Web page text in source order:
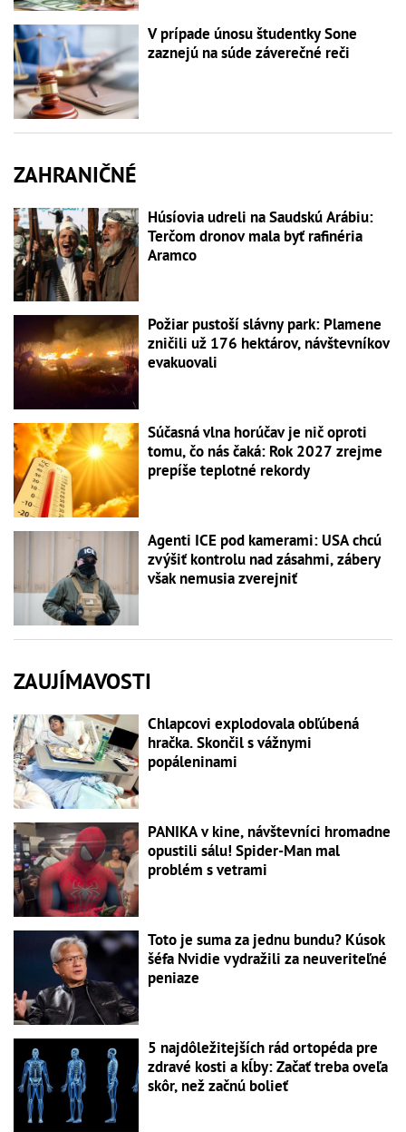
V prípade únosu študentky Sone
zaznejú na súde záverečné reči
ZAHRANIČNÉ
Húsíovia udreli na Saudskú Arábiu:
Terčom dronov mala byť rafinéria
Aramco
Požiar pustoší slávny park: Plamene
zničili už 176 hektárov, návštevníkov
evakuovali
Súčasná vlna horúčav je nič oproti
tomu, čo nás čaká: Rok 2027 zrejme
prepíše teplotné rekordy
Agenti ICE pod kamerami: USA chcú
zvýšiť kontrolu nad zásahmi, zábery
však nemusia zverejniť
ZAUJÍMAVOSTI
Chlapcovi explodovala obľúbená
hračka. Skončil s vážnymi
popáleninami
PANIKA v kine, návštevníci hromadne
opustili sálu! Spider-Man mal
problém s vetrami
Toto je suma za jednu bundu? Kúsok
šéfa Nvidie vydražili za neuveriteľné
peniaze
5 najdôležitejších rád ortopéda pre
zdravé kosti a kĺby: Začať treba oveľa
skôr, než začnú bolieť